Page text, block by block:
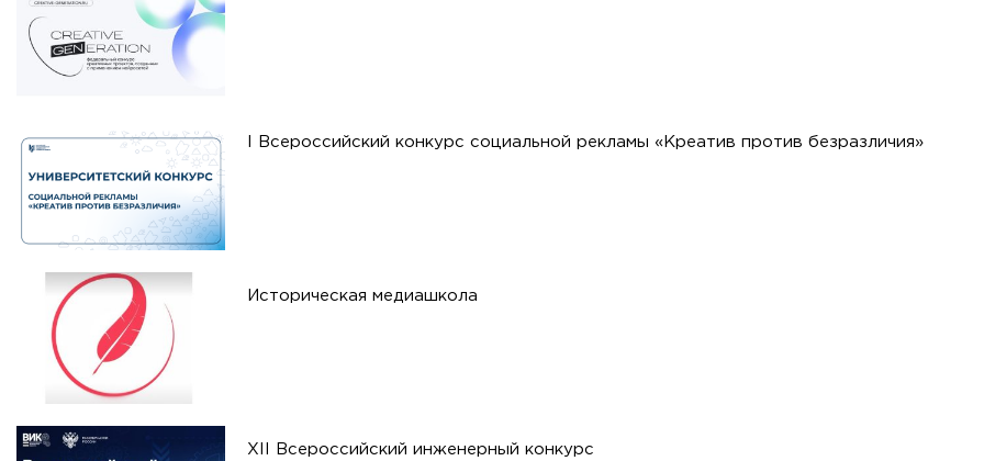
I Всероссийский конкурс социальной рекламы «Креатив против безразличия»
Историческая медиашкола
XII Всероссийский инженерный конкурс